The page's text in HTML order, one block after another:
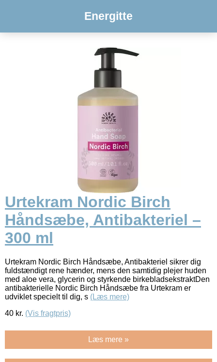
Energitte
Urtekram Nordic Birch
Håndsæbe, Antibakteriel –
300 ml
Urtekram Nordic Birch Håndsæbe, Antibakteriel sikrer dig
fuldstændigt rene hænder, mens den samtidig plejer huden
med aloe vera, glycerin og styrkende birkebladsekstraktDen
antibakterielle Nordic Birch Håndsæbe fra Urtekram er
udviklet specielt til dig, s (Læs mere)
40 kr. (Vis fragtpris)
Læs mere »